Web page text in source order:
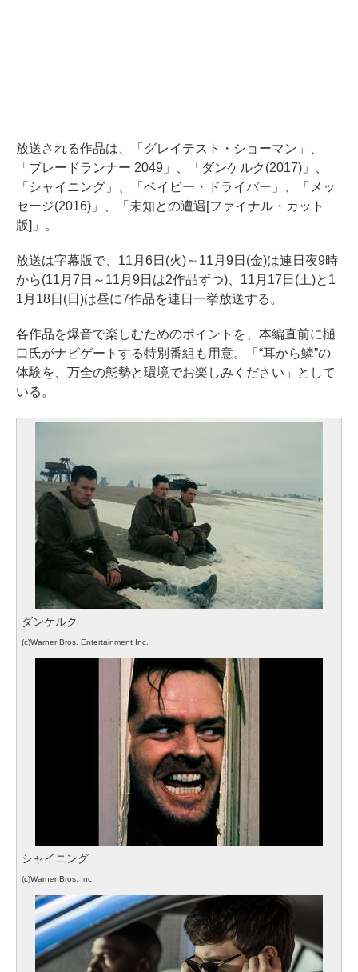
放送される作品は、「グレイテスト・ショーマン」、
「ブレードランナー 2049」、「ダンケルク(2017)」、
「シャイニング」、「ベイビー・ドライバー」、「メッ
セージ(2016)」、「未知との遭遇[ファイナル・カット
版]」。
放送は字幕版で、11月6日(火)～11月9日(金)は連日夜9時
から(11月7日～11月9日は2作品ずつ)、11月17日(土)と1
1月18日(日)は昼に7作品を連日一挙放送する。
各作品を爆音で楽しむためのポイントを、本編直前に樋
口氏がナビゲートする特別番組も用意。「“耳から鱗”の
体験を、万全の態勢と環境でお楽しみください」として
いる。
ダンケルク
(c)Warner Bros. Entertainment Inc.
シャイニング
(c)Warner Bros. Inc.